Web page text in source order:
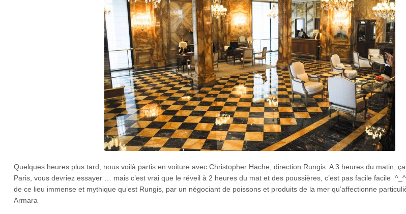
Quelques heures plus tard, nous voilà partis en voiture avec Christopher Hache, direction Rungis. A 3 heures du matin,
Paris, vous devriez essayer … mais c’est vrai que le réveil à 2 heures du mat et des poussières, c’est pas facile facile
de ce lieu immense et mythique qu’est Rungis, par un négociant de poissons et produits de la mer qu’affectionne
Armara